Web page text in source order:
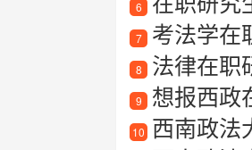
6
7 考法学在
8 法律在职
9 想报西政
10 西南政法